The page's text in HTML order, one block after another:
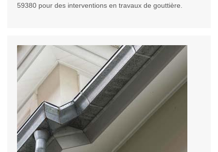
59380 pour des interventions en travaux de gouttière.